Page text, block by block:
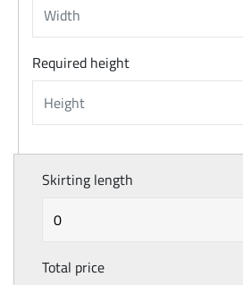
Required height
Skirting length
Total price